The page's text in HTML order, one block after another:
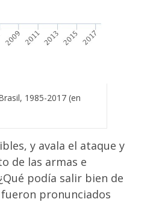
1985-2017 (en
y avala el ataque y
de las armas e
podía salir bien de
pronunciados